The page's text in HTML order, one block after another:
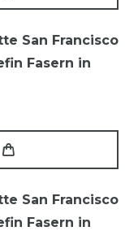
San Francisco
Fasern in
San Francisco
Fasern in